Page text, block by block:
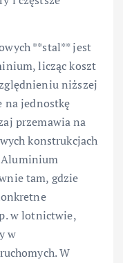
**stal** jest
licząc koszt
niższej
na jednostkę
przemawia na
konstrukcjach
Aluminium
tam, gdzie
w lotnictwie,
w
W